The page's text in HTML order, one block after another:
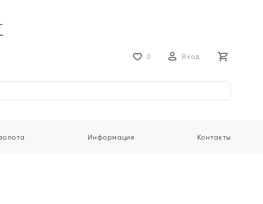
0 Вход
Информация Контакты